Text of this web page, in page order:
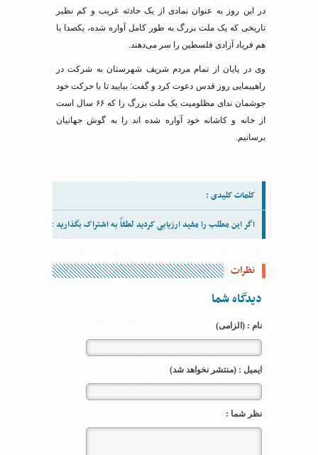
در این روز به عنوان نمادی از یک حادثه غریب و کم نظیر
تاریخی که یک ملت بزرگ به طور کامل آواره شده، یکصدا با
هم فریاد آزادی فلسطین را سر می‌دهند.
وی در پایان از تمام مردم شریف شهرستان به شرکت در
راهپیمایی روز قدس دعوت کرد و گفت: بیایید تا با حرکت خود
جوشمان ندای مظلومیت یک ملت بزرگ را که ۶۶ سال است
از خانه و کاشانه خود آواره شده اند را به گوش جهانیان
برسانیم.
کلمات کلیدی :
اگر این مطلب را مفید ارزیابی کردید لطفاً به اشتراک بگذارید :
نظرات
دیدگاه شما
نام : (الزامی)
ایمیل : (منتشر نخواهد شد)
نظر شما :